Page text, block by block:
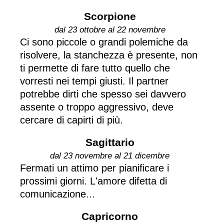
Scorpione
dal 23 ottobre al 22 novembre
Ci sono piccole o grandi polemiche da
risolvere, la stanchezza è presente, non
ti permette di fare tutto quello che
vorresti nei tempi giusti. Il partner
potrebbe dirti che spesso sei davvero
assente o troppo aggressivo, deve
cercare di capirti di più.
Sagittario
dal 23 novembre al 21 dicembre
Fermati un attimo per pianificare i
prossimi giorni. L'amore difetta di
comunicazione...
Capricorno